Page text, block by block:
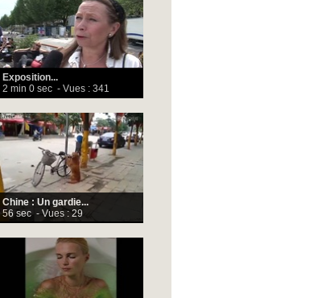
Exposition...
2 min 0 sec - Vues : 341
Chine : Un gardie...
56 sec - Vues : 29